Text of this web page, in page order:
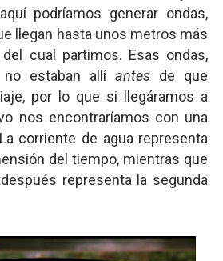
podríamos generar ondas,
llegan hasta unos metros más
cual partimos. Esas ondas,
no estaban allíantes de que
por lo que si llegáramos a
nos encontraríamos con una
corriente de agua representa
del tiempo, mientras que
representa la segunda